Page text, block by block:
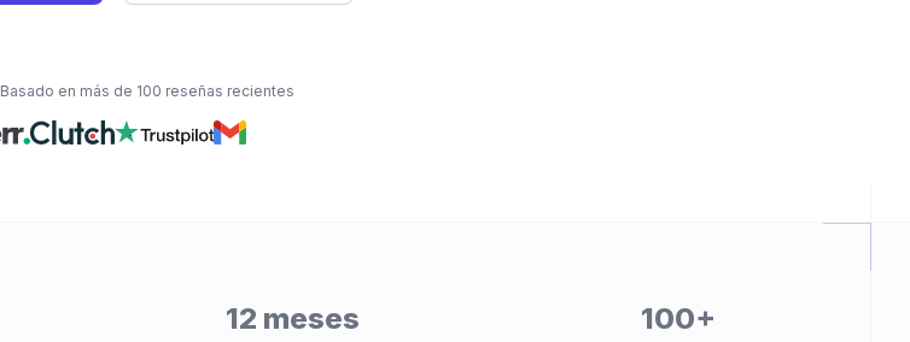
Basado en más de 100 reseñas recientes
12 meses 100+